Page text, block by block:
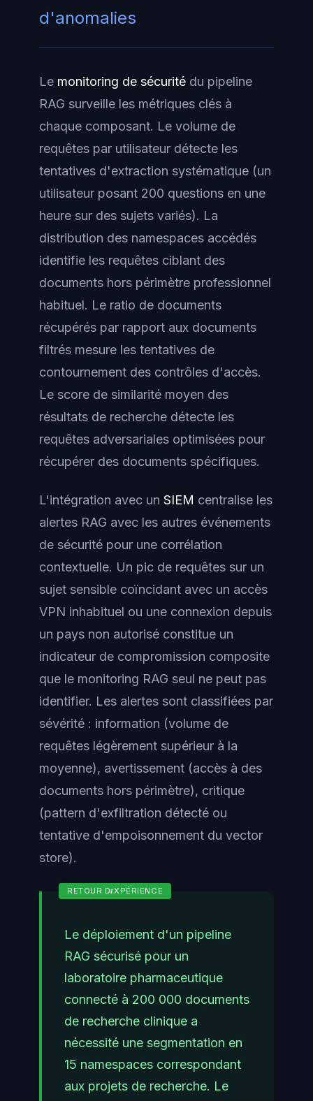
d'anomalies
Le monitoring de sécurité du pipeline
RAG surveille les métriques clés à
chaque composant. Le volume de
requêtes par utilisateur détecte les
tentatives d'extraction systématique (un
utilisateur posant 200 questions en une
heure sur des sujets variés). La
distribution des namespaces accédés
identifie les requêtes ciblant des
documents hors périmètre professionnel
habituel. Le ratio de documents
récupérés par rapport aux documents
filtrés mesure les tentatives de
contournement des contrôles d'accès.
Le score de similarité moyen des
résultats de recherche détecte les
requêtes adversariales optimisées pour
récupérer des documents spécifiques.
L'intégration avec un SIEM centralise les
alertes RAG avec les autres événements
de sécurité pour une corrélation
contextuelle. Un pic de requêtes sur un
sujet sensible coïncidant avec un accès
VPN inhabituel ou une connexion depuis
un pays non autorisé constitue un
indicateur de compromission composite
que le monitoring RAG seul ne peut pas
identifier. Les alertes sont classifiées par
sévérité : information (volume de
requêtes légèrement supérieur à la
moyenne), avertissement (accès à des
documents hors périmètre), critique
(pattern d'exfiltration détecté ou
tentative d'empoisonnement du vector
store).
Le déploiement d'un pipeline
RAG sécurisé pour un
laboratoire pharmaceutique
connecté à 200 000 documents
de recherche clinique a
nécessité une segmentation en
15 namespaces correspondant
aux projets de recherche. Le